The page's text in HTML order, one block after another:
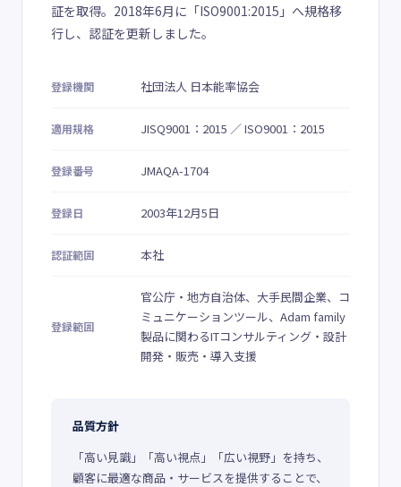
証を取得。2018年6月に「ISO9001:2015」へ規格移
行し、認証を更新しました。
登録機関 社団法人 日本能率協会
適用規格 JISQ9001：2015 ／ ISO9001：2015
登録番号 JMAQA-1704
登録日 2003年12月5日
認証範囲 本社
登録範囲
官公庁・地方自治体、大手民間企業、コ
ミュニケーションツール、Adam family
製品に関わるITコンサルティング・設計
開発・販売・導入支援
品質方針
「高い見識」「高い視点」「広い視野」を持ち、
顧客に最適な商品・サービスを提供することで、